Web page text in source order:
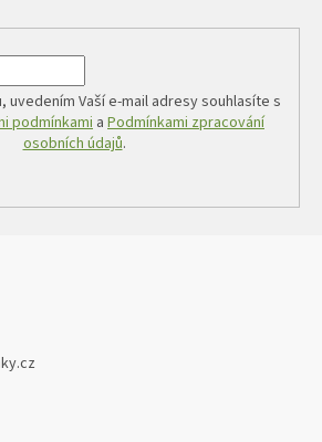
i
s
uvedením Vaší e-mail adresy souhlasíte s
podmínkami a Podmínkami zpracování
osobních údajů.